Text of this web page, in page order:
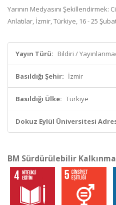
Yarının Medyasını Şekillendirmek:
Anlatılar, İzmir, Türkiye, 16 - 25
Yayın Türü: Bildiri /
Basıldığı Şehir: İzmir
Basıldığı Ülke: Türkiye
Dokuz Eylül Üniversitesi
BM Sürdürülebilir